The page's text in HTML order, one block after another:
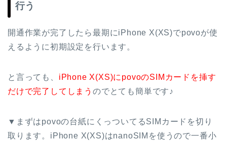
行う
開通作業が完了したら最期にiPhone X(XS)でpovoが使
えるように初期設定を行います。
と言っても、 iPhone X(XS)にpovoのSIMカードを挿す
だけで完了してしまう のでとても簡単です♪
▼まずはpovoの台紙にくっついてるSIMカードを切り
取ります。iPhone X(XS)はnanoSIMを使うので一番小